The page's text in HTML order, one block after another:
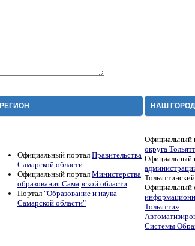
РЕГИОН НАШ ГОРОД
Официальный портал Правительства
Самарской области
Официальный портал Министерства
образования Самарской области
Портал "Образование и наука
Самарской области"
Официальный
округа
Официальный
Официальный
Тольятти»
Системы